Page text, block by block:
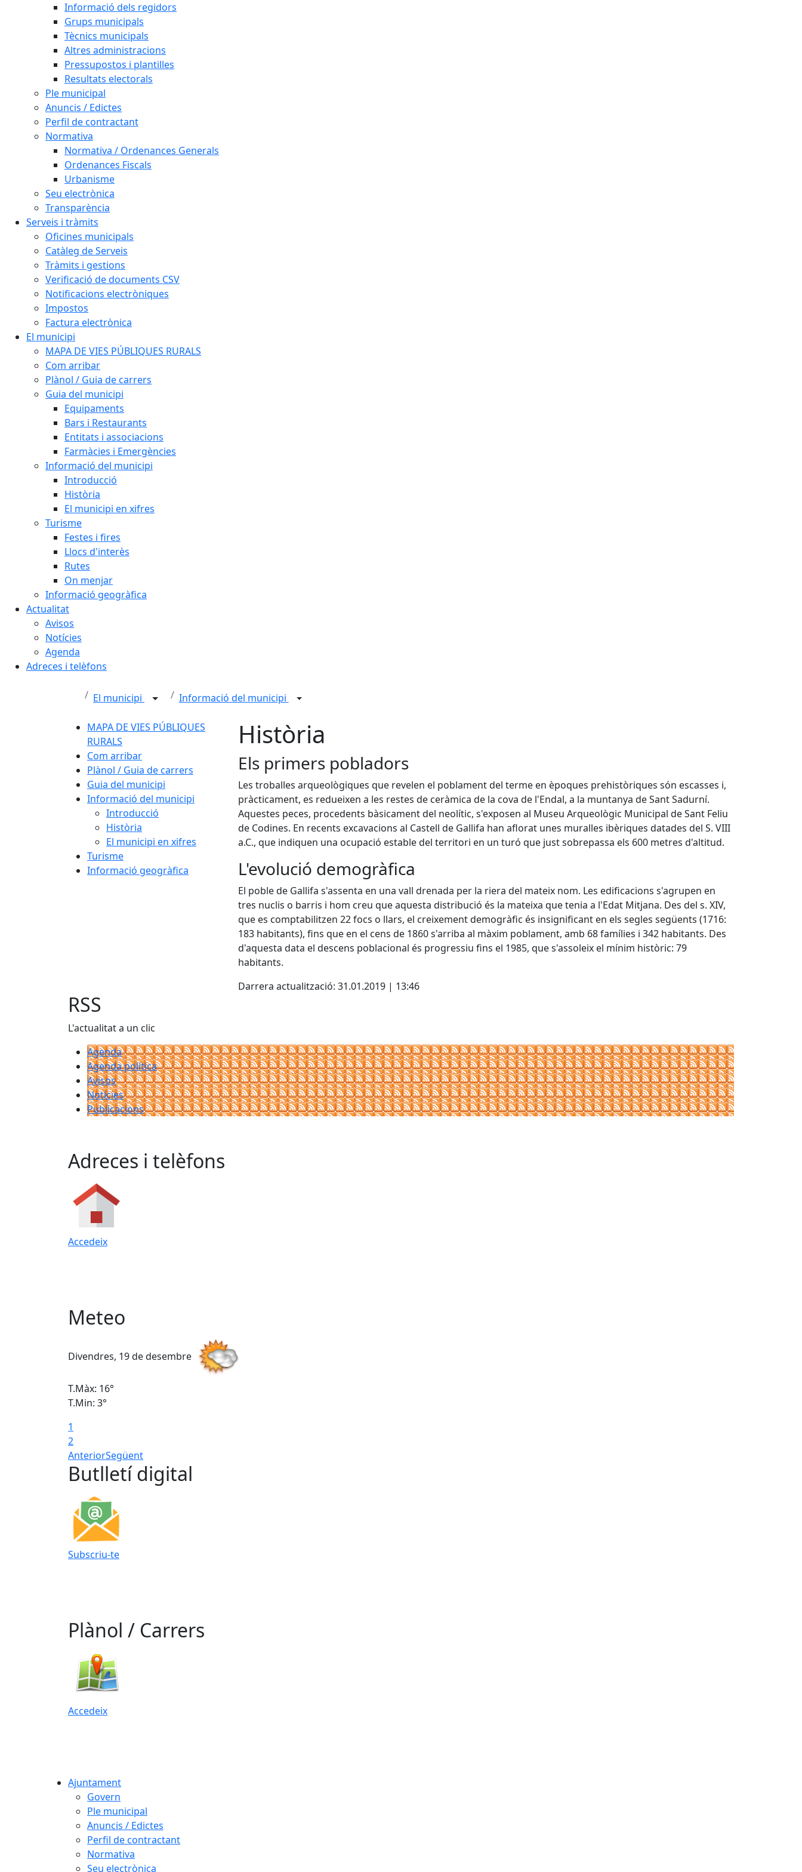
Informació dels regidors
Grups municipals
Tècnics municipals
Altres administracions
Pressupostos i plantilles
Resultats electorals
Ple municipal
Anuncis / Edictes
Perfil de contractant
Normativa
Normativa / Ordenances Generals
Ordenances Fiscals
Urbanisme
Seu electrònica
Transparència
Serveis i tràmits
Oficines municipals
Catàleg de Serveis
Tràmits i gestions
Verificació de documents CSV
Notificacions electròniques
Impostos
Factura electrònica
El municipi
MAPA DE VIES PÚBLIQUES RURALS
Com arribar
Plànol / Guia de carrers
Guia del municipi
Equipaments
Bars i Restaurants
Entitats i associacions
Farmàcies i Emergències
Informació del municipi
Introducció
Història
El municipi en xifres
Turisme
Festes i fires
Llocs d'interès
Rutes
On menjar
Informació geogràfica
Actualitat
Avisos
Notícies
Agenda
Adreces i telèfons
El municipi Informació del municipi
MAPA DE VIES PÚBLIQUES
RURALS
Com arribar
Plànol / Guia de carrers
Guia del municipi
Informació del municipi
Introducció
Història
El municipi en xifres
Turisme
Informació geogràfica
Història
Els primers pobladors
Les troballes arqueològiques que revelen el poblament del terme en èpoques prehistòriques són escasses i,
pràcticament, es redueixen a les restes de ceràmica de la cova de l'Endal, a la muntanya de Sant Sadurní.
Aquestes peces, procedents bàsicament del neolític, s'exposen al Museu Arqueològic Municipal de Sant Feliu
de Codines. En recents excavacions al Castell de Gallifa han aflorat unes muralles ibèriques datades del S. VIII
a.C., que indiquen una ocupació estable del territori en un turó que just sobrepassa els 600 metres d'altitud.
L'evolució demogràfica
El poble de Gallifa s'assenta en una vall drenada per la riera del mateix nom. Les edificacions s'agrupen en
tres nuclis o barris i hom creu que aquesta distribució és la mateixa que tenia a l'Edat Mitjana. Des del s. XIV,
que es comptabilitzen 22 focs o llars, el creixement demogràfic és insignificant en els segles següents (1716:
183 habitants), fins que en el cens de 1860 s'arriba al màxim poblament, amb 68 famílies i 342 habitants. Des
d'aquesta data el descens poblacional és progressiu fins el 1985, que s'assoleix el mínim històric: 79
habitants.
Darrera actualització: 31.01.2019 | 13:46
RSS
L'actualitat a un clic
Agenda
Agenda política
Avisos
Notícies
Publicacions
Adreces i telèfons
Accedeix
Meteo
Divendres, 19 de desembre
T.Màx: 16°
T.Min: 3°
1
2
AnteriorSegüent
Butlletí digital
Subscriu-te
Plànol / Carrers
Accedeix
Ajuntament
Govern
Ple municipal
Anuncis / Edictes
Perfil de contractant
Normativa
Seu electrònica